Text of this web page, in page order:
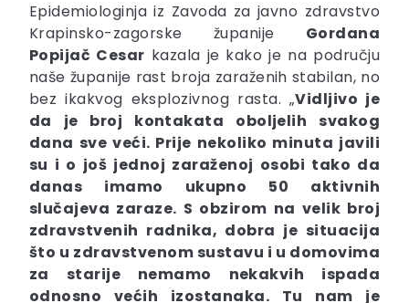
Epidemiologinja iz Zavoda za javno zdravstvo
Krapinsko-zagorske županije Gordana
Popijač Cesar kazala je kako je na području
naše županije rast broja zaraženih stabilan, no
bez ikakvog eksplozivnog rasta. „Vidljivo je
da je broj kontakata oboljelih svakog
dana sve veći. Prije nekoliko minuta javili
su i o još jednoj zaraženoj osobi tako da
danas imamo ukupno 50 aktivnih
slučajeva zaraze. S obzirom na velik broj
zdravstvenih radnika, dobra je situacija
što u zdravstvenom sustavu i u domovima
za starije nemamo nekakvih ispada
odnosno većih izostanaka. Tu nam je